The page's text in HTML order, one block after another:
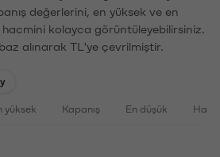
değerlerini, en yüksek ve en
hacmini kolayca görüntüleyebilirsiniz.
alınarak TL'ye çevrilmiştir.
yüksek Kapanış En düşük